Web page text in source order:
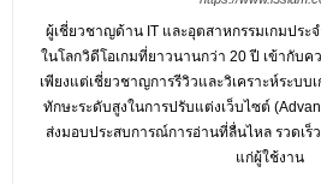
ผู้เชี่ยวชาญด้าน IT และอุตสาหกรรมเกมประ
ในโลกวิดีโอเกมที่ยาวนานกว่า 20 ปี เข้ากับค
เพียงแต่เชี่ยวชาญการรีวิวและวิเคราะห์ระบบ
ทักษะระดับสูงในการปรับแต่งเว็บไซต์
ส่งมอบประสบการณ์การอ่านที่ลื่นไหล รวดเ
แก่ผู้ใช้งาน